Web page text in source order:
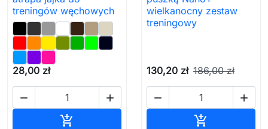
treningów węchowych
28,00 zł
 

wielkanocny zestaw
treningowy
130,20 zł 186,00 zł
 
